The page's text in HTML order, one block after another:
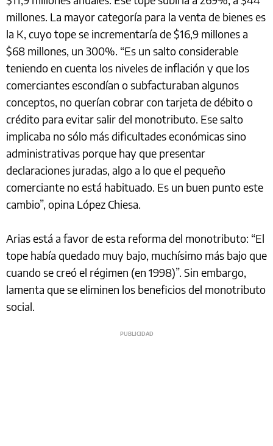
millones. La mayor categoría para la venta de bienes es
la K, cuyo tope se incrementaría de $16,9 millones a
$68 millones, un 300%. “Es un salto considerable
teniendo en cuenta los niveles de inflación y que los
comerciantes escondían o subfacturaban algunos
conceptos, no querían cobrar con tarjeta de débito o
crédito para evitar salir del monotributo. Ese salto
implicaba no sólo más dificultades económicas sino
administrativas porque hay que presentar
declaraciones juradas, algo a lo que el pequeño
comerciante no está habituado. Es un buen punto este
cambio”, opina López Chiesa.
Arias está a favor de esta reforma del monotributo: “El
tope había quedado muy bajo, muchísimo más bajo que
cuando se creó el régimen (en 1998)”. Sin embargo,
lamenta que se eliminen los beneficios del monotributo
social.